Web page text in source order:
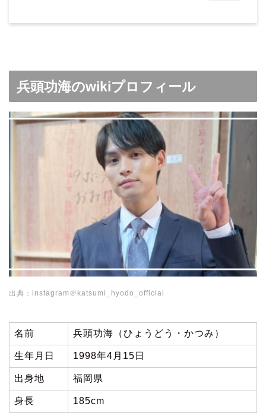
兵頭功海のwikiプロフィール
出典：instagram＠katsumi_hyodo_official
名前 兵頭功海（ひょうどう・かつみ）
生年月日 1998年4月15日
出身地 福岡県
身長 185cm